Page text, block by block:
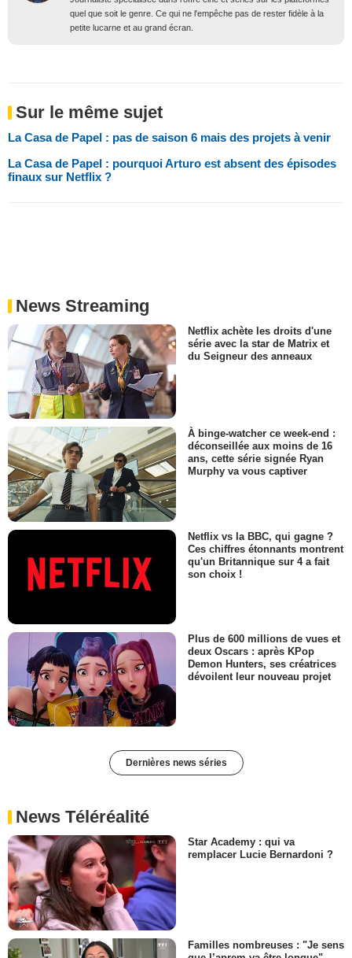
quel que soit le genre. Ce qui ne l'empêche pas de rester fidèle à la
petite lucarne et au grand écran.
Sur le même sujet
La Casa de Papel : pas de saison 6 mais des projets à venir
La Casa de Papel : pourquoi Arturo est absent des épisodes
finaux sur Netflix ?
News Streaming
Netflix achète les droits d'une
série avec la star de Matrix et
du Seigneur des anneaux
À binge-watcher ce week-end :
déconseillée aux moins de 16
ans, cette série signée Ryan
Murphy va vous captiver
Netflix vs la BBC, qui gagne ?
Ces chiffres étonnants montrent
qu'un Britannique sur 4 a fait
son choix !
Plus de 600 millions de vues et
deux Oscars : après KPop
Demon Hunters, ses créatrices
dévoilent leur nouveau projet
Dernières news séries
News Téléréalité
Star Academy : qui va
remplacer Lucie Bernardoni ?
Familles nombreuses : "Je sens